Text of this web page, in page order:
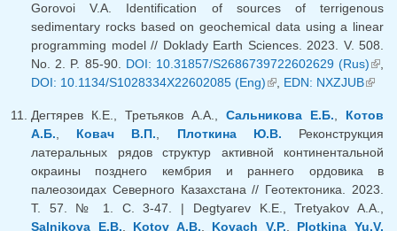
Gorovoi V.A. Identification of sources of terrigenous
sedimentary rocks based on geochemical data using a linear
programming model // Doklady Earth Sciences. 2023. V. 508.
No. 2. P. 85-90. DOI: 10.31857/S2686739722602629 (Rus)
,
DOI: 10.1134/S1028334X22602085 (Eng)(внешняя ссылка)
, EDN: NXZJUB
Дегтярев К.Е., Третьяков А.А., Сальникова Е.Б., Котов
А.Б., Ковач В.П., Плоткина Ю.В. Реконструкция
латеральных рядов структур активной континентальной
окраины позднего кембрия и раннего ордовика в
палеозоидах Северного Казахстана // Геотектоника. 2023.
Т. 57. № 1. С. 3-47. | Degtyarev K.E., Tretyakov A.A.,
Salnikova E.B., Kotov A.B., Kovach V.P., Plotkina Yu.V.